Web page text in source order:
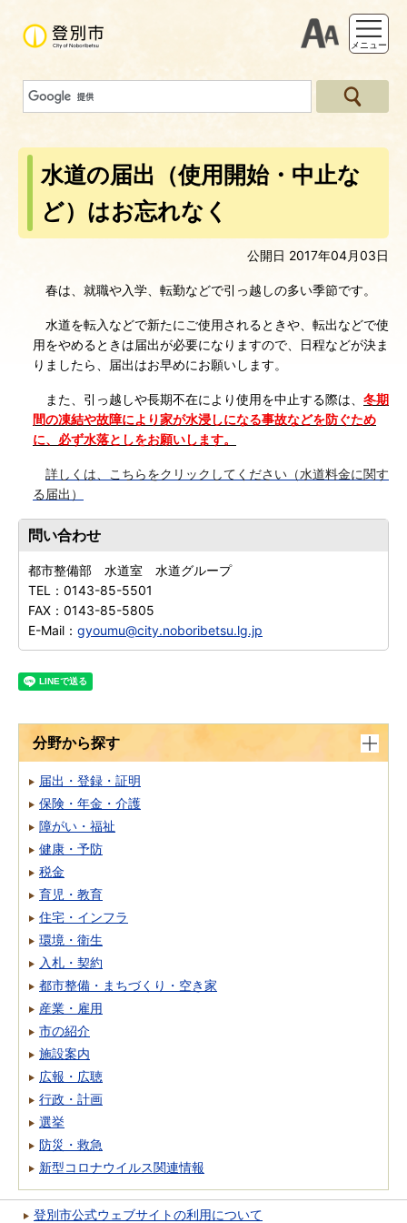
支援ツー
メニュー
水道の届出（使用開始・中止な
ど）はお忘れなく
公開日 2017年04月03日
春は、就職や入学、転勤などで引っ越しの多い季節です。
水道を転入などで新たにご使用されるときや、転出などで使
用をやめるときは届出が必要になりますので、日程などが決ま
りましたら、届出はお早めにお願いします。
また、引っ越しや長期不在により使用を中止する際は、 冬期
間の凍結や故障により家が水浸しになる事故などを防ぐため
に、必ず水落としをお願いします。
詳しくは、こちらをクリックしてください（水道料金に関す
る届出）
問い合わせ
都市整備部 水道室 水道グループ
TEL： 0143-85-5501
FAX： 0143-85-5805
E-Mail： gyoumu@city.noboribetsu.lg.jp
分野から探す
届出・登録・証明
保険・年金・介護
障がい・福祉
健康・予防
税金
育児・教育
住宅・インフラ
環境・衛生
入札・契約
都市整備・まちづくり・空き家
産業・雇用
市の紹介
施設案内
広報・広聴
行政・計画
選挙
防災・救急
新型コロナウイルス関連情報
登別市公式ウェブサイトの利用について